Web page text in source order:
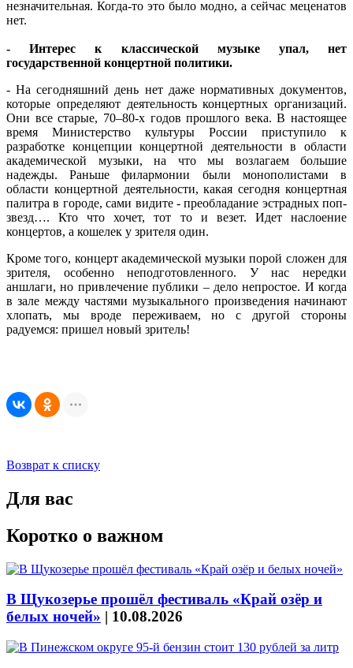
незначительная. Когда-то это было модно, а сейчас меценатов
нет.
- Интерес к классической музыке упал, нет
государственной концертной политики.
- На сегодняшний день нет даже нормативных документов,
которые определяют деятельность концертных организаций.
Они все старые, 70–80-х годов прошлого века. В настоящее
время Министерство культуры России приступило к
разработке концепции концертной деятельности в области
академической музыки, на что мы возлагаем большие
надежды. Раньше филармонии были монополистами в
области концертной деятельности, какая сегодня концертная
палитра в городе, сами видите - преобладание эстрадных поп-
звезд…. Кто что хочет, тот то и везет. Идет наслоение
концертов, а кошелек у зрителя один.
Кроме того, концерт академической музыки порой сложен для
зрителя, особенно неподготовленного. У нас нередки
аншлаги, но привлечение публики – дело непростое. И когда
в зале между частями музыкального произведения начинают
хлопать, мы вроде переживаем, но с другой стороны
радуемся: пришел новый зритель!
Возврат к списку
Для вас
Коротко о важном
В Щукозерье прошёл фестиваль «Край озёр и
белых ночей» | 10.08.2026